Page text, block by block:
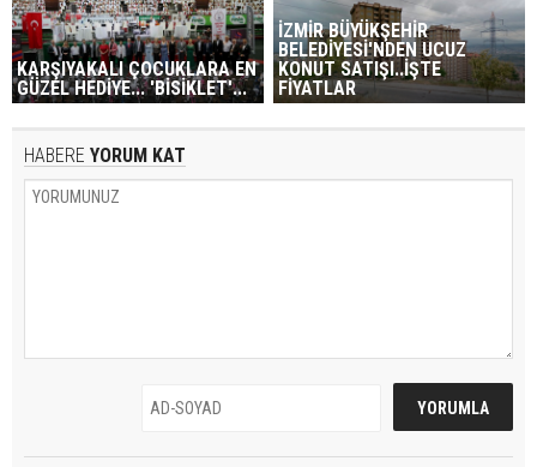
KARŞIYAKALI ÇOCUKLARA EN
GÜZEL HEDİYE... 'BİSİKLET'...
İZMİR BÜYÜKŞEHİR
BELEDİYESİ'NDEN UCUZ
KONUT SATIŞI..İŞTE
FİYATLAR
HABERE YORUM KAT